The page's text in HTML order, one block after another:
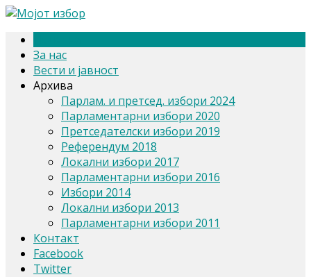
За нас
Вести и јавност
Архива
Парлам. и претсед. избори 2024
Парламентарни избори 2020
Претседателски избори 2019
Референдум 2018
Локални избори 2017
Парламентарни избори 2016
Избори 2014
Локални избори 2013
Парламентарни избори 2011
Контакт
Facebook
Twitter